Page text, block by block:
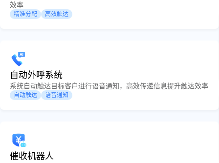
效率
精准分配 高效触达
自动外呼系统
系统自动触达目标客户进行语音通知，高效传递信息提升触达效率
自动触达 语音通知
催收机器人